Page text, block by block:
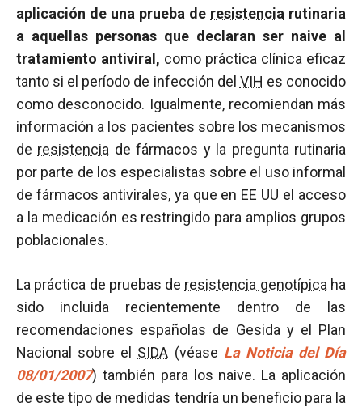
aplicación de una prueba de resistencia rutinaria
a aquellas personas que declaran ser naive al
tratamiento antiviral, como práctica clínica eficaz
tanto si el período de infección del VIH es conocido
como desconocido. Igualmente, recomiendan más
información a los pacientes sobre los mecanismos
de resistencia de fármacos y la pregunta rutinaria
por parte de los especialistas sobre el uso informal
de fármacos antivirales, ya que en EE UU el acceso
a la medicación es restringido para amplios grupos
poblacionales.
La práctica de pruebas de resistencia genotípica ha
sido incluida recientemente dentro de las
recomendaciones españolas de Gesida y el Plan
Nacional sobre el SIDA (véase La Noticia del Día
08/01/2007) también para los naive. La aplicación
de este tipo de medidas tendría un beneficio para la